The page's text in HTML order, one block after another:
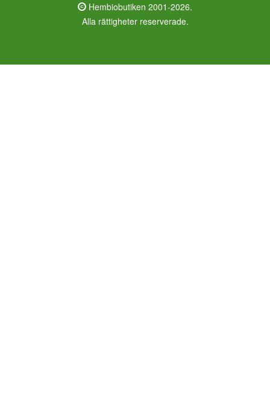
Hembiobutiken 2001-2026.
Alla rättigheter reserverade.